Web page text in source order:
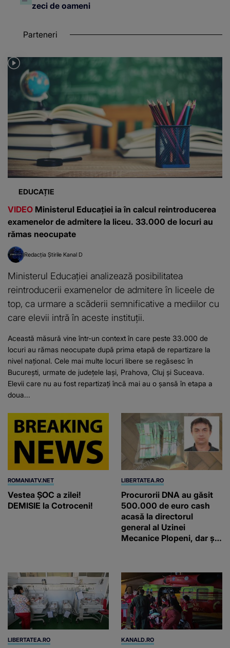
zeci de oameni
Parteneri
EDUCAȚIE
VIDEO Ministerul Educației ia în calcul reintroducerea
examenelor de admitere la liceu. 33.000 de locuri au
rămas neocupate
Redacția Știrile Kanal D
Ministerul Educației analizează posibilitatea
reintroducerii examenelor de admitere în liceele de
top, ca urmare a scăderii semnificative a mediilor cu
care elevii intră în aceste instituții.
Această măsură vine într-un context în care peste 33.000 de
locuri au rămas neocupate după prima etapă de repartizare la
nivel național. Cele mai multe locuri libere se regăsesc în
București, urmate de județele Iași, Prahova, Cluj și Suceava.
Elevii care nu au fost repartizați încă mai au o șansă în etapa a
doua...
ROMANIATV.NET
Vestea ȘOC a zilei!
DEMISIE la Cotroceni!
LIBERTATEA.RO
Procurorii DNA au găsit
500.000 de euro cash
acasă la directorul
general al Uzinei
Mecanice Plopeni, dar și
LIBERTATEA.RO KANALD.RO